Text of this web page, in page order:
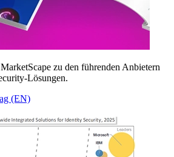
zu den führenden Anbietern
(EN)